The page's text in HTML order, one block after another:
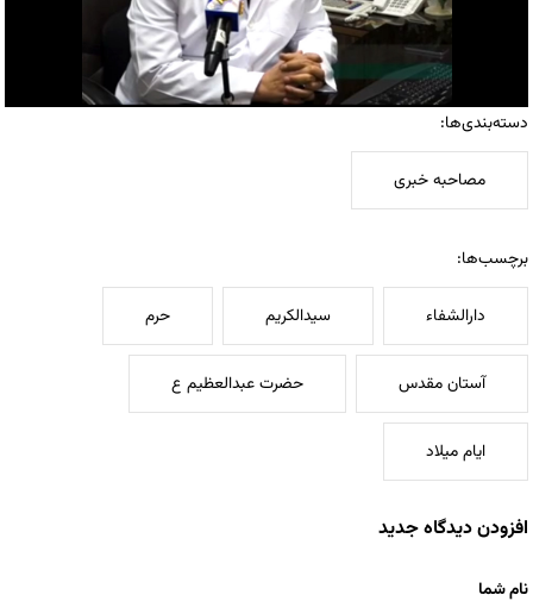
دسته‌بندی‌ها:
مصاحبه خبری
برچسب‌ها:
دارالشفاء سیدالکریم حرم
آستان مقدس حضرت عبدالعظیم ع
ایام میلاد
افزودن دیدگاه جدید
نام شما